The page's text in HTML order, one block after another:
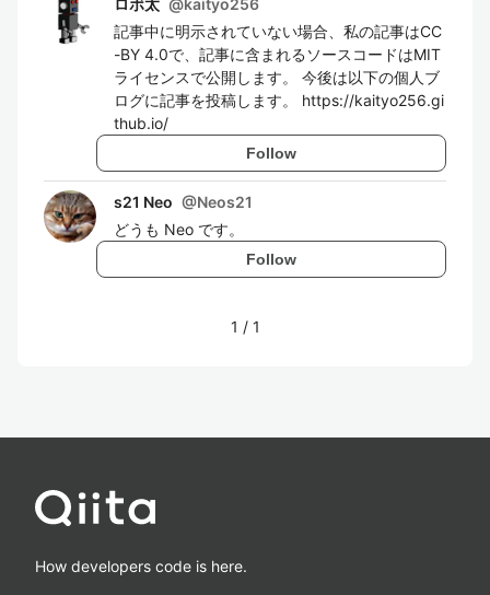
ロボ太 @kaityo256
記事中に明示されていない場合、私の記事はCC
-BY 4.0で、記事に含まれるソースコードはMIT
ライセンスで公開します。 今後は以下の個人ブ
ログに記事を投稿します。 https://kaityo256.gi
thub.io/
Follow
s21 Neo @Neos21
どうも Neo です。
Follow
1 / 1
How developers code is here.